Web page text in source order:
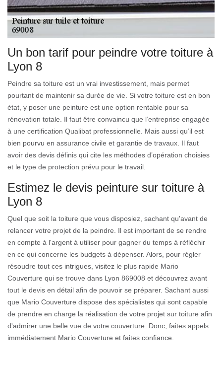
Un bon tarif pour peindre votre toiture à
Lyon 8
Peindre sa toiture est un vrai investissement, mais permet
pourtant de maintenir sa durée de vie. Si votre toiture est en bon
état, y poser une peinture est une option rentable pour sa
rénovation totale. Il faut être convaincu que l’entreprise engagée
à une certification Qualibat professionnelle. Mais aussi qu’il est
bien pourvu en assurance civile et garantie de travaux. Il faut
avoir des devis définis qui cite les méthodes d’opération choisies
et le type de protection prévu pour le travail.
Estimez le devis peinture sur toiture à
Lyon 8
Quel que soit la toiture que vous disposiez, sachant qu'avant de
relancer votre projet de la peindre. Il est important de se rendre
en compte à l'argent à utiliser pour gagner du temps à réfléchir
en ce qui concerne les budgets à dépenser. Alors, pour régler
résoudre tout ces intrigues, visitez le plus rapide Mario
Couverture qui se trouve dans Lyon 869008 et découvrez avant
tout le devis en détail afin de pouvoir se préparer. Sachant aussi
que Mario Couverture dispose des spécialistes qui sont capable
de prendre en charge la réalisation de votre projet sur toiture afin
d'admirer une belle vue de votre couverture. Donc, faites appels
immédiatement Mario Couverture et faites confiance.